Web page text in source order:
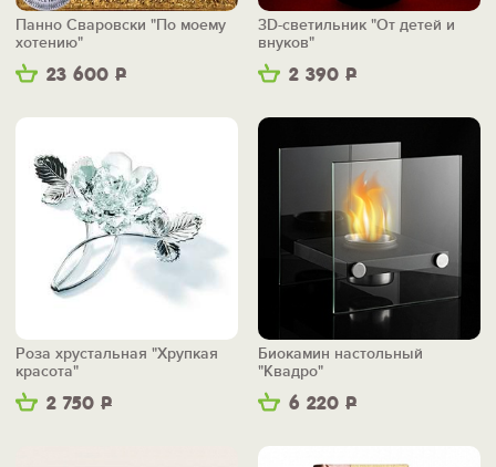
23 600 Р
Панно Сваровски "По моему
хотению"
2 390 Р
3D-светильник "От детей и
внуков"
2 750 Р
Роза хрустальная "Хрупкая
красота"
6 220 Р
Биокамин настольный
"Квадро"